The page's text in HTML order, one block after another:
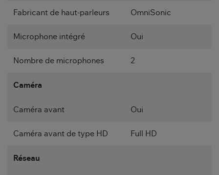
Fabricant de haut-parleurs OmniSonic
Microphone intégré Oui
Nombre de microphones 2
Caméra
Caméra avant Oui
Caméra avant de type HD Full HD
Réseau